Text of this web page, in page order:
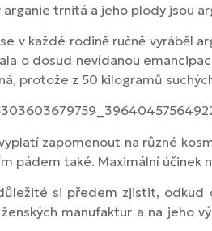
arganie trnitá a jeho plody jsou
v každé rodině ručně vyráběl
o dosud nevídanou
protože z 50 kilogramů
zapomenout na různé
pádem také. Maximální
si předem zjistit, odkud
manufaktur a na jeho